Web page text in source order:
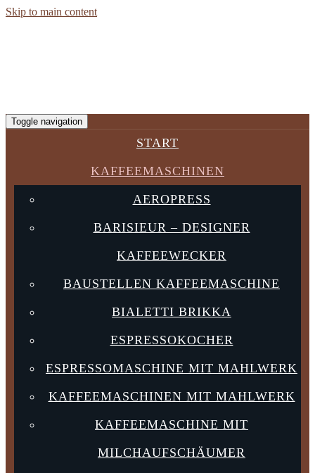
Skip to main content
Toggle navigation
START
KAFFEEMASCHINEN
AEROPRESS
BARISIEUR – DESIGNER
KAFFEEWECKER
BAUSTELLEN KAFFEEMASCHINE
BIALETTI BRIKKA
ESPRESSOKOCHER
ESPRESSOMASCHINE MIT MAHLWERK
KAFFEEMASCHINEN MIT MAHLWERK
KAFFEEMASCHINE MIT
MILCHAUFSCHÄUMER